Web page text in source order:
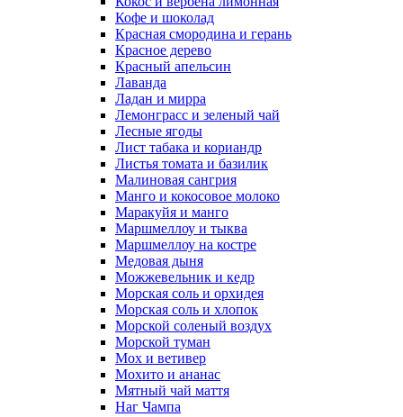
Кофе и шоколад
Красная смородина и герань
Красное дерево
Красный апельсин
Лаванда
Ладан и мирра
Лемонграсс и зеленый чай
Лесные ягоды
Лист табака и кориандр
Листья томата и базилик
Малиновая сангрия
Манго и кокосовое молоко
Маракуйя и манго
Маршмеллоу и тыква
Маршмеллоу на костре
Медовая дыня
Можжевельник и кедр
Морская соль и орхидея
Морская соль и хлопок
Морской соленый воздух
Морской туман
Мох и ветивер
Мохито и ананас
Мятный чай маття
Наг Чампа